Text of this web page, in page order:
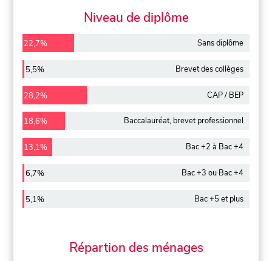
Niveau de diplôme
22,7% Sans diplôme
5,5% Brevet des collèges
28,2% CAP / BEP
18,6% Baccalauréat, brevet professionnel
13,1% Bac +2 à Bac +4
6,7% Bac +3 ou Bac +4
5,1% Bac +5 et plus
Répartion des ménages